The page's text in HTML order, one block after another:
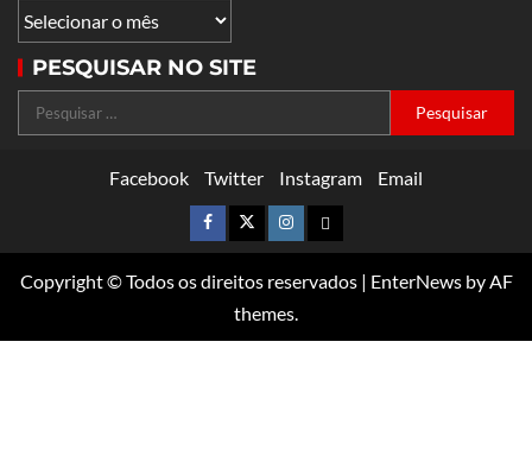
PESQUISAR NO SITE
Facebook Twitter Instagram Email
Copyright © Todos os direitos reservados | EnterNewsby AF
themes.